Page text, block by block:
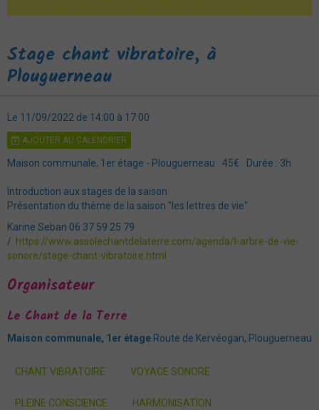
Stage chant vibratoire, à
Plouguerneau
Le 11/09/2022 de 14:00 à 17:00
AJOUTER AU CALENDRIER
Maison communale, 1er étage - Plouguerneau 45€ Durée : 3h
Introduction aux stages de la saison
Présentation du thème de la saison "les lettres de vie"
Karine Seban 06 37 59 25 79
https://www.assolechantdelaterre.com/agenda/l-arbre-de-vie-
sonore/stage-chant-vibratoire.html
Organisateur
Le Chant de la Terre
Maison communale, 1er étage Route de Kervéogan, Plouguerneau
CHANT VIBRATOIRE VOYAGE SONORE
PLEINE CONSCIENCE HARMONISATION